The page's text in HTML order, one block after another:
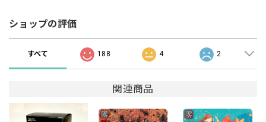
ショップの評価
すべて 188 4 2
関連商品